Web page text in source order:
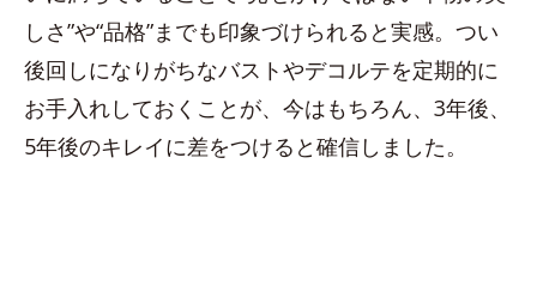
しさ”や“品格”までも印象づけられると実感。つい
後回しになりがちなバストやデコルテを定期的に
お手入れしておくことが、今はもちろん、3年後、
5年後のキレイに差をつけると確信しました。